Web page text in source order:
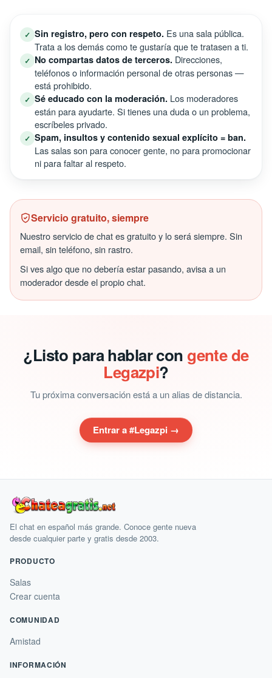
✓ Sin registro, pero con respeto. Es una sala pública.
Trata a los demás como te gustaría que te tratasen a ti.
✓ No compartas datos de terceros. Direcciones,
teléfonos o información personal de otras personas —
está prohibido.
✓ Sé educado con la moderación. Los moderadores
están para ayudarte. Si tienes una duda o un problema,
escríbeles privado.
✓ Spam, insultos y contenido sexual explícito = ban.
Las salas son para conocer gente, no para promocionar
ni para faltar al respeto.
Servicio gratuito, siempre
Nuestro servicio de chat es gratuito y lo será siempre. Sin
email, sin teléfono, sin rastro.
Si ves algo que no debería estar pasando, avisa a un
moderador desde el propio chat.
¿Listo para hablar con gente de
Legazpi?
Tu próxima conversación está a un alias de distancia.
Entrar a #Legazpi →
El chat en español más grande. Conoce gente nueva
desde cualquier parte y gratis desde 2003.
PRODUCTO
Salas
Crear cuenta
COMUNIDAD
Amistad
INFORMACIÓN